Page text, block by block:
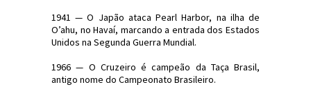
1941 — O Japão ataca Pearl Harbor, na ilha de
O’ahu, no Havaí, marcando a entrada dos Estados
Unidos na Segunda Guerra Mundial.
1966 — O Cruzeiro é campeão da Taça Brasil,
antigo nome do Campeonato Brasileiro.